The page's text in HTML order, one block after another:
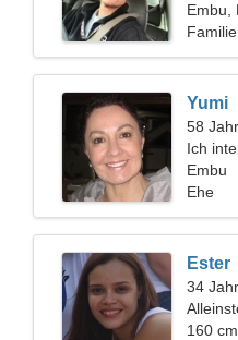
Embu,
Familie
Yumi
58
Ich
Embu
Ehe
Ester
34
160